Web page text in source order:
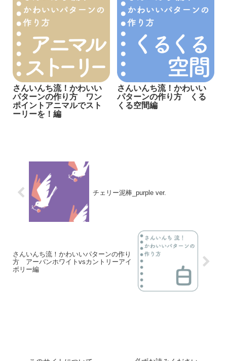
さんいんち流！かわいい
パターンの作り方 ワン
ポイントアニマルでスト
ーリーを！編
さんいんち流！かわいい
パターンの作り方 くる
くる空間編
チェリー泥棒_purple ver.
さんいんち流！かわいいパターンの作り
方 アーバンホワイトvsカントリーアイ
ボリー編